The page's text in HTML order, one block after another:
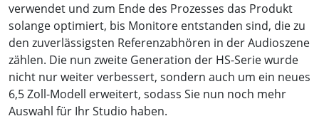
verwendet und zum Ende des Prozesses das Produkt
solange optimiert, bis Monitore entstanden sind, die zu
den zuverlässigsten Referenzabhören in der Audioszene
zählen. Die nun zweite Generation der HS-Serie wurde
nicht nur weiter verbessert, sondern auch um ein neues
6,5 Zoll-Modell erweitert, sodass Sie nun noch mehr
Auswahl für Ihr Studio haben.